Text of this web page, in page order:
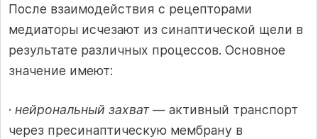
После взаимодействия с рецепторами
медиаторы исчезают из синаптической щели в
результате различных процессов. Основное
значение имеют:
· нейрональный захват— активный транспорт
через пресинаптическую мембрану в